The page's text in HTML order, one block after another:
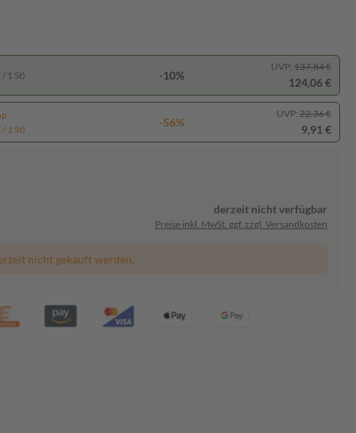
1 St) -10%
UVP: 137,84 €
124,06 €
1 St)
-56%
UVP: 22,36 €
9,91 €
derzeit nicht verfügbar
Preise inkl. MwSt. ggf. zzgl. Versandkosten
nicht gekauft werden.